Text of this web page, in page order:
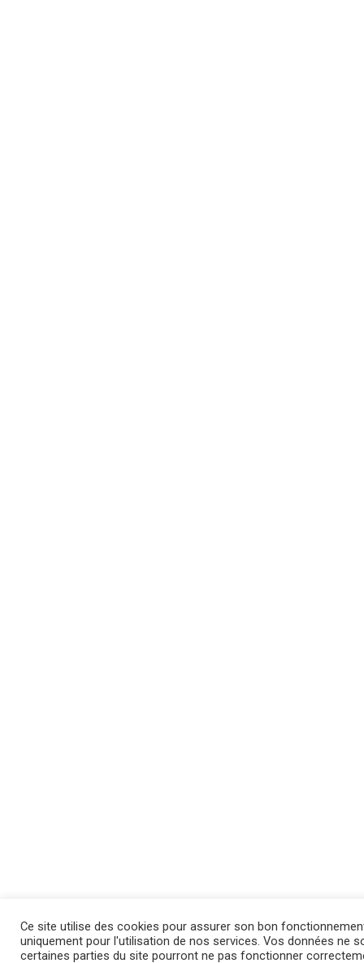
Ce site utilise des cookies pour assurer son bon
uniquement pour l'utilisation de nos services. Vos données ne
certaines parties du site pourront ne pas fonctionner